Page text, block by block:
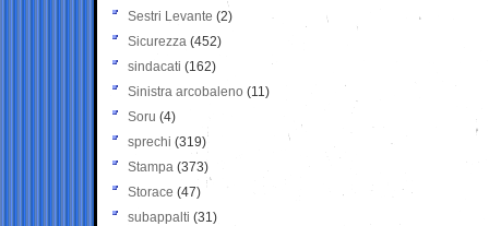
Sestri Levante (2)
Sicurezza (452)
sindacati (162)
Sinistra arcobaleno (11)
Soru (4)
sprechi (319)
Stampa (373)
Storace (47)
subappalti (31)